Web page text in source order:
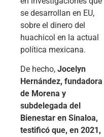
se desarrollan en EU,
sobre el dinero del
huachicol en la actual
política mexicana.
De hecho, Jocelyn
Hernández, fundadora
de Morena y
subdelegada del
Bienestar en Sinaloa,
testificó que, en 2021,